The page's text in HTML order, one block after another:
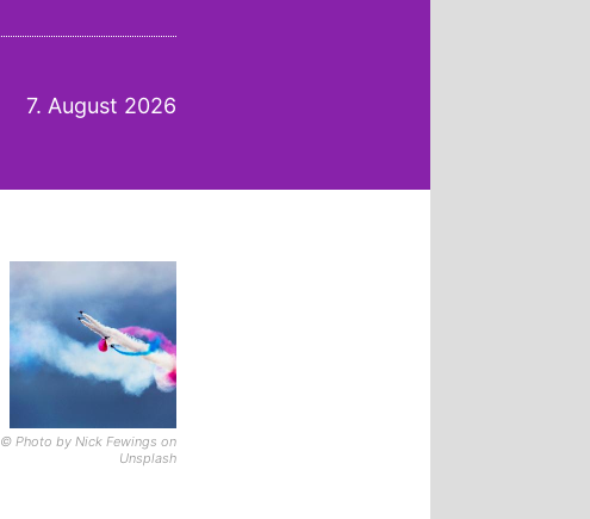
7. August 2026
© Photo by Nick Fewings on
Unsplash